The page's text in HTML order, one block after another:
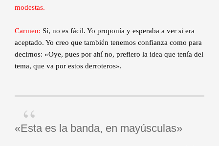
modestas.
Carmen: Sí, no es fácil. Yo proponía y esperaba a ver si era
aceptado. Yo creo que también tenemos confianza como para
decirnos: «Oye, pues por ahí no, prefiero la idea que tenía del
tema, que va por estos derroteros».
«Esta es la banda, en mayúsculas»